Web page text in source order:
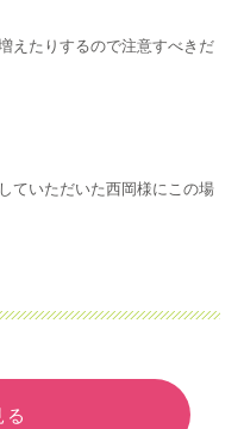
えたりするので注意すべきだ
ていただいた西岡様にこの場